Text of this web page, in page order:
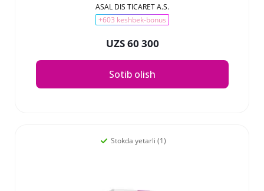
ASAL DIS TICARET A.S.
+603 keshbek-bonus
UZS 60 300
Sotib olish
Stokda yetarli (1)